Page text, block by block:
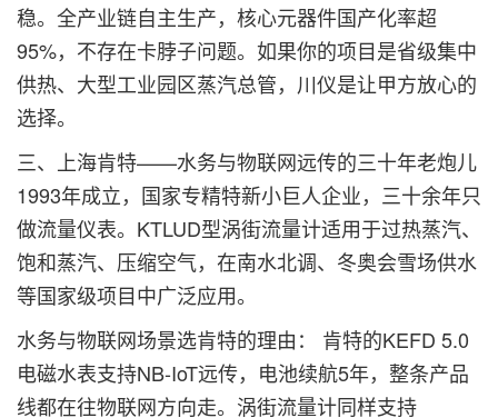
稳。全产业链自主生产，核心元器件国产化率超
95%，不存在卡脖子问题。如果你的项目是省级集中
供热、大型工业园区蒸汽总管，川仪是让甲方放心的
选择。
三、上海肯特——水务与物联网远传的三十年老炮儿
1993年成立，国家专精特新小巨人企业，三十余年只
做流量仪表。KTLUD型涡街流量计适用于过热蒸汽、
饱和蒸汽、压缩空气，在南水北调、冬奥会雪场供水
等国家级项目中广泛应用。
水务与物联网场景选肯特的理由： 肯特的KEFD 5.0
电磁水表支持NB-IoT远传，电池续航5年，整条产品
线都在往物联网方向走。涡街流量计同样支持